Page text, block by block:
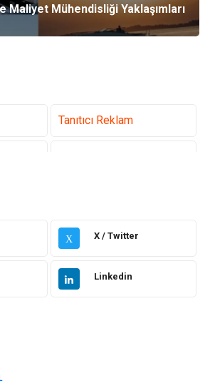
Mühendisliği Yaklaşımları
Tanıtıcı Reklam
Dekorasyon
Eğitim
X X / Twitter
Linkedin